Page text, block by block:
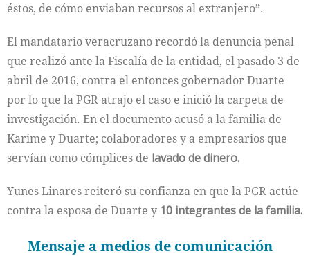
éstos, de cómo enviaban recursos al extranjero”.
El mandatario veracruzano recordó la denuncia penal
que realizó ante la Fiscalía de la entidad, el pasado 3 de
abril de 2016, contra el entonces gobernador Duarte
por lo que la PGR atrajo el caso e inició la carpeta de
investigación. En el documento acusó a la familia de
Karime y Duarte; colaboradores y a empresarios que
servían como cómplices de lavado de dinero.
Yunes Linares reiteró su confianza en que la PGR actúe
contra la esposa de Duarte y 10 integrantes de la familia.
Mensaje a medios de comunicación